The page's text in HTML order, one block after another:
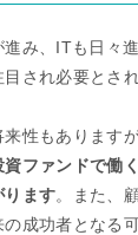
み、ITも日々
され必要とさ
性もあります
ファンドで働
ります。また、
成功者となる